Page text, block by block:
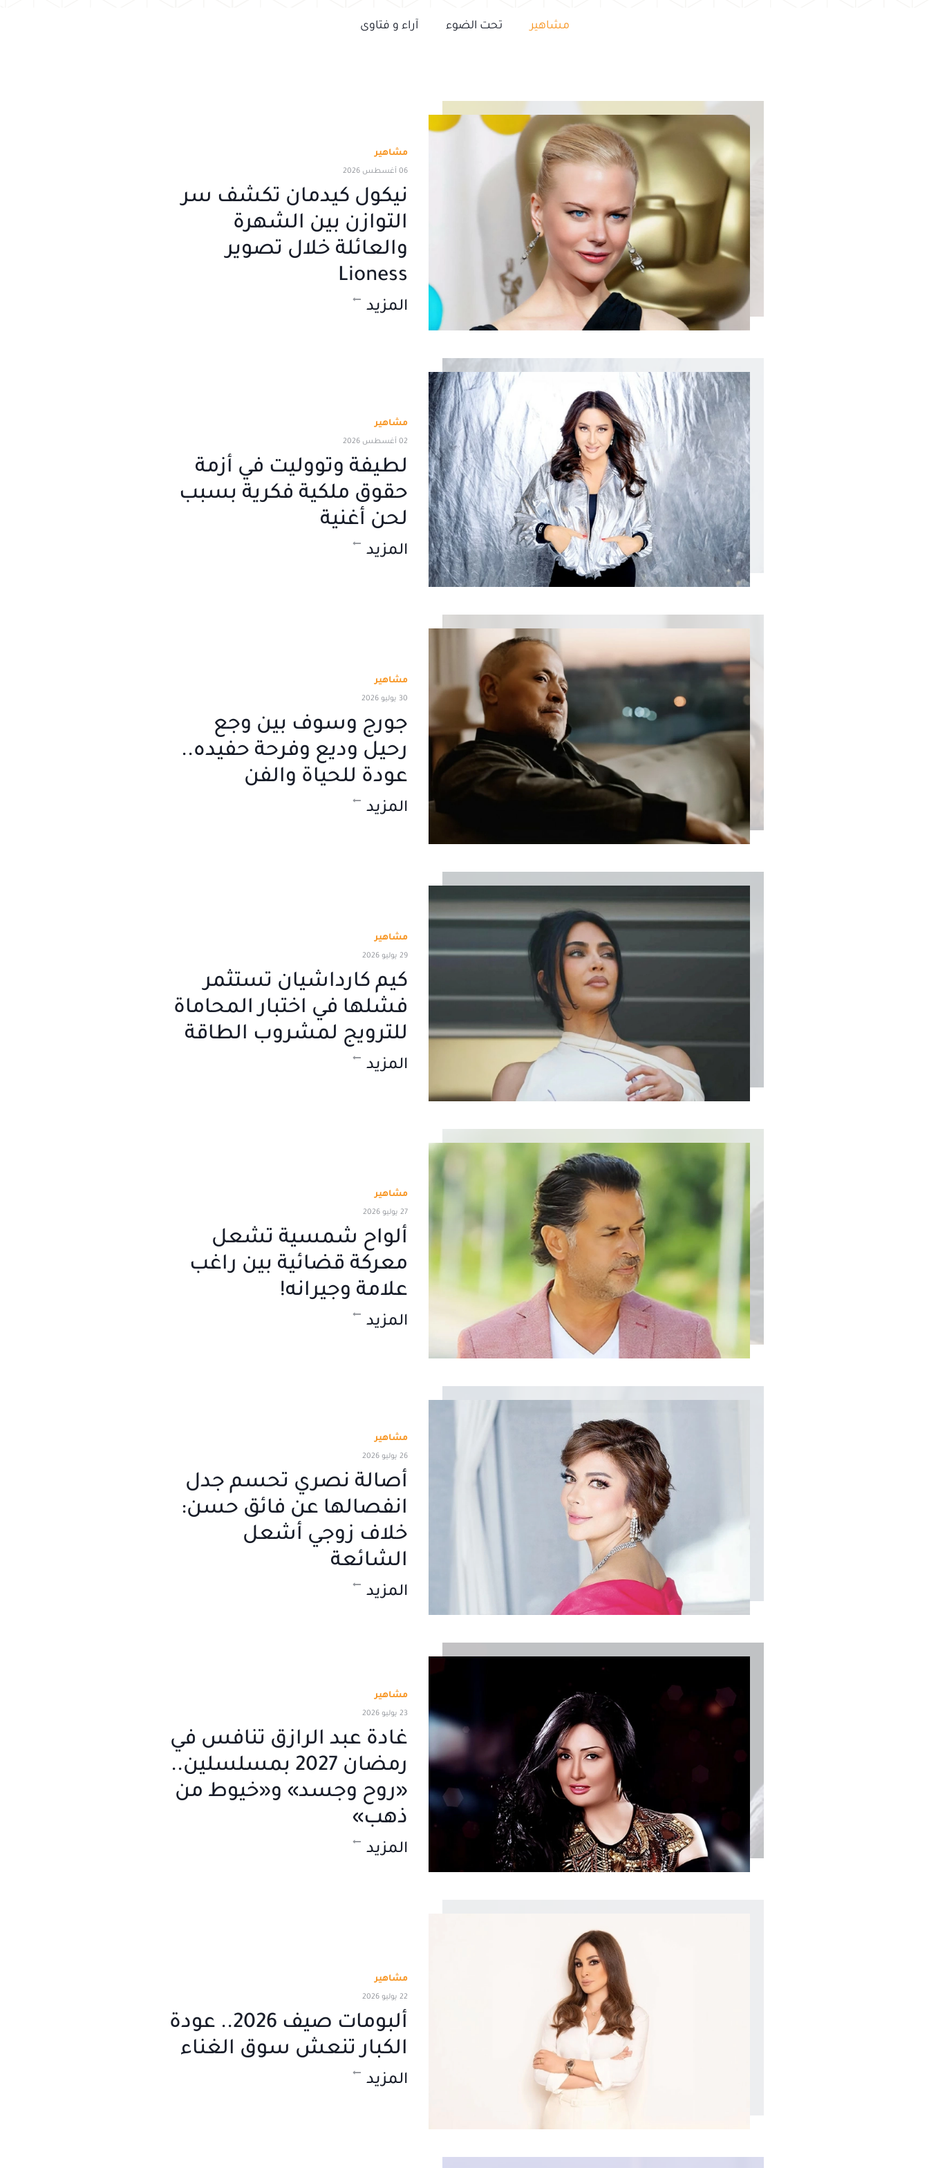
مشاهير تحت الضوء آراء و فتاوى
مشاهير
06 أغسطس 2026
نيكول كيدمان تكشف سر
التوازن بين الشهرة
والعائلة خلال تصوير
Lioness
المزيد
مشاهير
02 أغسطس 2026
لطيفة وتووليت في أزمة
حقوق ملكية فكرية بسبب
لحن أغنية
المزيد
مشاهير
30 يوليو 2026
جورج وسوف بين وجع
رحيل وديع وفرحة حفيده..
عودة للحياة والفن
المزيد
مشاهير
29 يوليو 2026
كيم كارداشيان تستثمر
فشلها في اختبار المحاماة
للترويج لمشروب الطاقة
المزيد
مشاهير
27 يوليو 2026
ألواح شمسية تشعل
معركة قضائية بين راغب
علامة وجيرانه!
المزيد
مشاهير
26 يوليو 2026
أصالة نصري تحسم جدل
انفصالها عن فائق حسن:
خلاف زوجي أشعل
الشائعة
المزيد
مشاهير
23 يوليو 2026
غادة عبد الرازق تنافس في
رمضان 2027 بمسلسلين..
«روح وجسد» و«خيوط من
ذهب»
المزيد
مشاهير
22 يوليو 2026
ألبومات صيف 2026.. عودة
الكبار تنعش سوق الغناء
المزيد